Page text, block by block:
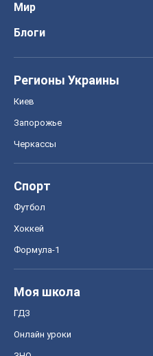
Мир
Блоги
Регионы Украины
Киев
Запорожье
Черкассы
Спорт
Футбол
Хоккей
Формула-1
Моя школа
ГДЗ
Онлайн уроки